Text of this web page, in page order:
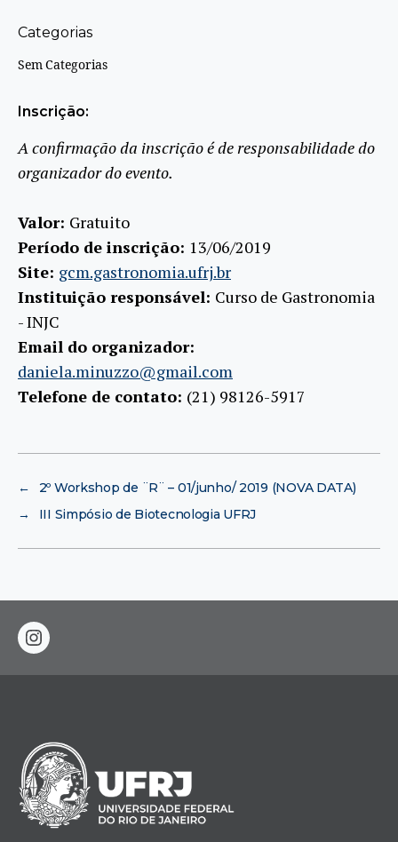
Categorias
Sem Categorias
Inscrição:
A confirmação da inscrição é de responsabilidade do
organizador do evento.
Valor: Gratuito
Período de inscrição: 13/06/2019
Site: gcm.gastronomia.ufrj.br
Instituição responsável: Curso de Gastronomia
- INJC
Email do organizador:
daniela.minuzzo@gmail.com
Telefone de contato: (21) 98126-5917
←
2º Workshop de ¨R¨ – 01/junho/ 2019 (NOVA DATA)
→
III Simpósio de Biotecnologia UFRJ
instagram